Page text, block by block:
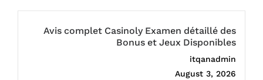
Avis complet Casinoly Examen détaillé des
Bonus et Jeux Disponibles
itqanadmin
August 3, 2026